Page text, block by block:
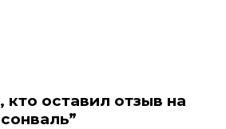
кто оставил отзыв на